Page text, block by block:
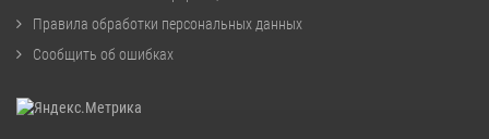
Правила обработки персональных данных
Сообщить об ошибках